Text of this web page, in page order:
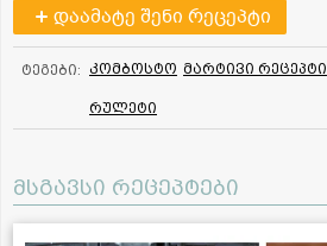
დაამატე შენი რეცეპტი
ტეგები: კომბოსტო მარტივი რეცეპტი
რულეტი
მსგავსი რეცეპტები